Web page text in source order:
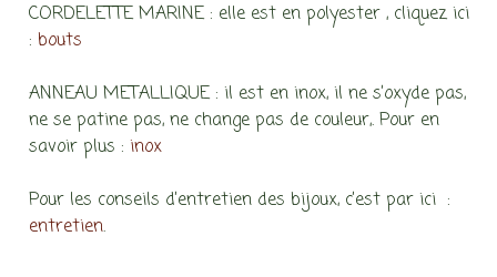
CORDELETTE MARINE : elle est en polyester , cliquez ici
: bouts
ANNEAU METALLIQUE : il est en inox, il ne s’oxyde pas,
ne se patine pas, ne change pas de couleur,. Pour en
savoir plus :inox
Pour les conseils d’entretien des bijoux, c’est par ici :
entretien.